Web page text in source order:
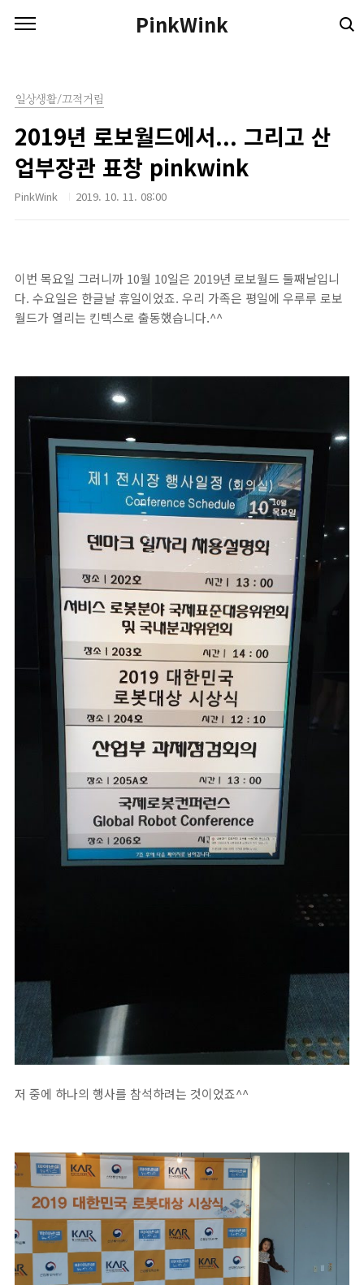
PinkWink
일상생활/끄적거림
2019년 로보월드에서... 그리고 산
업부장관 표창 pinkwink
PinkWink 2019. 10. 11. 08:00
이번 목요일 그러니까 10월 10일은 2019년 로보월드 둘째날입니
다. 수요일은 한글날 휴일이었죠. 우리 가족은 평일에 우루루 로보
월드가 열리는 킨텍스로 출동했습니다.^^
저 중에 하나의 행사를 참석하려는 것이었죠^^